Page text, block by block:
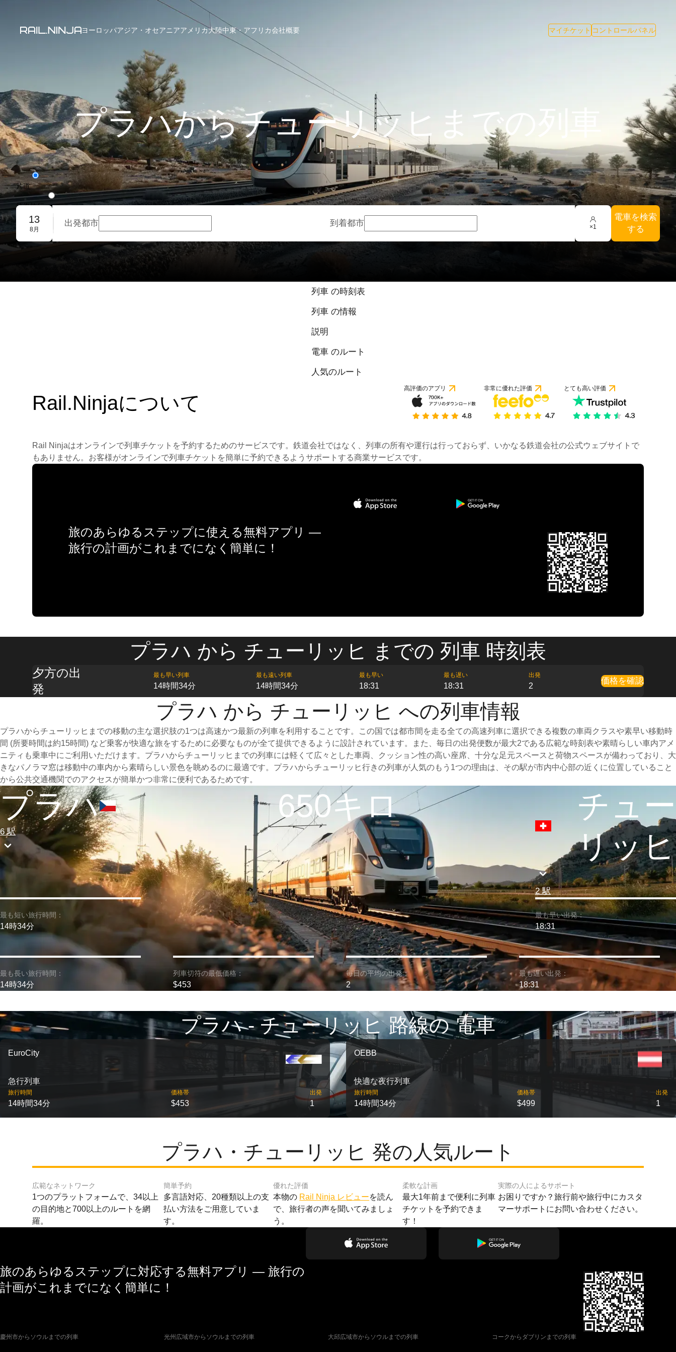
ヨーロッパアジア・オセアニアアメリカ大陸中東・アフリカ会社概要 マイチケット コントロールパネル
プラハからチューリッヒまでの列車
片道
往復旅行
団体予約
13
8月
出発都市 到着都市 ×1
電車を検索
する
列車 の時刻表
列車 の情報
説明
電車 のルート
人気のルート
Rail.Ninjaについて
高評価のアプリ 非常に優れた評価 とても高い評価
Rail Ninjaはオンラインで列車チケットを予約するためのサービスです。鉄道会社ではなく、列車の所有や運行は行っておらず、いかなる鉄道会社の公式ウェブサイトで
もありません。お客様がオンラインで列車チケットを簡単に予約できるようサポートする商業サービスです。
旅のあらゆるステップに使える無料アプリ —
旅行の計画がこれまでになく簡単に！
プラハ から チューリッヒ までの 列車 時刻表
夕方の出
発
最も早い列車
14時間34分
最も遠い列車
14時間34分
最も早い
18:31
最も遅い
18:31
出発
2
価格を確認
プラハ から チューリッヒ への列車情報
プラハからチューリッヒまでの移動の主な選択肢の1つは高速かつ最新の列車を利用することです。この国では都市間を走る全ての高速列車に選択できる複数の車両クラスや素早い移動時
間 (所要時間は約15時間) など乗客が快適な旅をするために必要なものが全て提供できるように設計されています。また、毎日の出発便数が最大2である広範な時刻表や素晴らしい車内アメ
ニティも乗車中にご利用いただけます。プラハからチューリッヒまでの列車には軽くて広々とした車両、クッション性の高い座席、十分な足元スペースと荷物スペースが備わっており、大
きなパノラマ窓は移動中の車内から素晴らしい景色を眺めるのに最適です。プラハからチューリッヒ行きの列車が人気のもう1つの理由は、その駅が市内中心部の近くに位置していること
から公共交通機関でのアクセスが簡単かつ非常に便利であるためです。
プラハ
6 駅
650キロ
チュー
リッヒ
2 駅
最も短い旅行時間：
14時34分
最も早い出発：
18:31
最も長い旅行時間：
14時34分
列車切符の最低価格：
$453
毎日の平均の出発：
2
最も遅い出発：
18:31
プラハ - チューリッヒ 路線の 電車
EuroCity
急行列車
旅行時間
14時間34分
価格帯
$453
出発
1
OEBB
快適な夜行列車
旅行時間
14時間34分
価格帯
$499
出発
1
プラハ・チューリッヒ 発の人気ルート
広範なネットワーク
1つのプラットフォームで、34以上
の目的地と700以上のルートを網
羅。
簡単予約
多言語対応、20種類以上の支
払い方法をご用意していま
す。
優れた評価
本物の Rail Ninja レビューを読ん
で、旅行者の声を聞いてみましょ
う。
柔軟な計画
最大1年前まで便利に列車
チケットを予約できま
す！
実際の人によるサポート
お困りですか？旅行前や旅行中にカスタ
マーサポートにお問い合わせください。
旅のあらゆるステップに対応する無料アプリ — 旅行の
計画がこれまでになく簡単に！
慶州市からソウルまでの列車 光州広域市からソウルまでの列車 大邱広域市からソウルまでの列車 コークからダブリンまでの列車